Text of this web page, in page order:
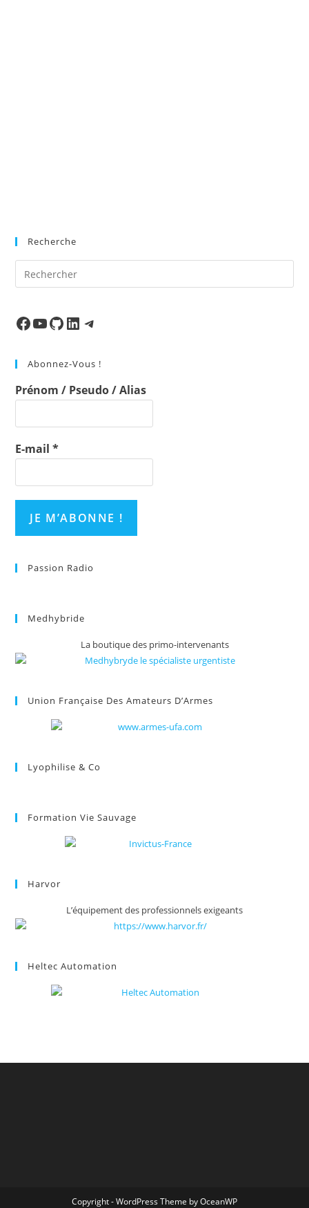
Recherche
Facebook
Ma chaineMon Repo GithubLinkedInTelegram
Abonnez-Vous !
Prénom / Pseudo / Alias
E-mail*
Passion Radio
Medhybride
La boutique des primo-intervenants
Union Française Des Amateurs D’Armes
Lyophilise & Co
Formation Vie Sauvage
Harvor
L’équipement des professionnels exigeants
Heltec Automation
Copyright - WordPress Theme by OceanWP